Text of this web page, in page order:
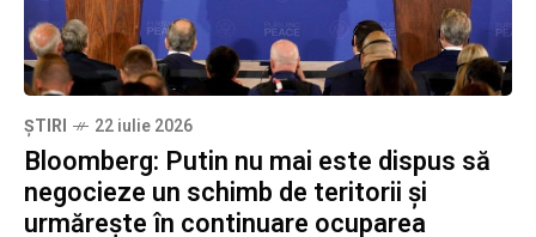
ȘTIRI 22 iulie 2026
Bloomberg: Putin nu mai este dispus să
negocieze un schimb de teritorii și
urmărește în continuare ocuparea